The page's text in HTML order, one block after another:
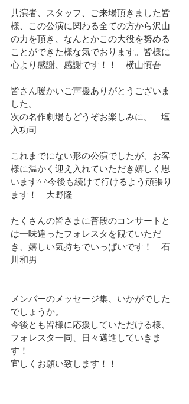
共演者、スタッフ、ご来場頂きました皆
様、この公演に関わる全ての方から沢山
の力を頂き、なんとかこの大役を努める
ことができた様な気でおります。皆様に
心より感謝、感謝です！！　横山慎吾
皆さん暖かいご声援ありがとうございま
した。
次の名作劇場もどうぞお楽しみに。　塩
入功司
これまでにない形の公演でしたが、お客
様に温かく迎え入れていただき嬉しく思
います^ ^今後も続けて行けるよう頑張り
ます！　大野隆
たくさんの皆さまに普段のコンサートと
は一味違ったフォレスタを観ていただ
き、嬉しい気持ちでいっぱいです！　石
川和男
メンバーのメッセージ集、いかがでした
でしょうか。
今後とも皆様に応援していただける様、
フォレスタ一同、日々邁進していきま
す！
宜しくお願い致します！！